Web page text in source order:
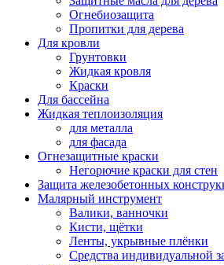
Огнебиозащита
Пропитки для дерева
Для кровли
Грунтовки
Жидкая кровля
Краски
Для бассейна
Жидкая теплоизоляция
для металла
для фасада
Огнезащитные краски
Негорючие краски для стен
Защита железобетонных
Малярный инструмент
Валики, ванночки
Кисти, щётки
Ленты, укрывные плёнки
Средства индивидуальной